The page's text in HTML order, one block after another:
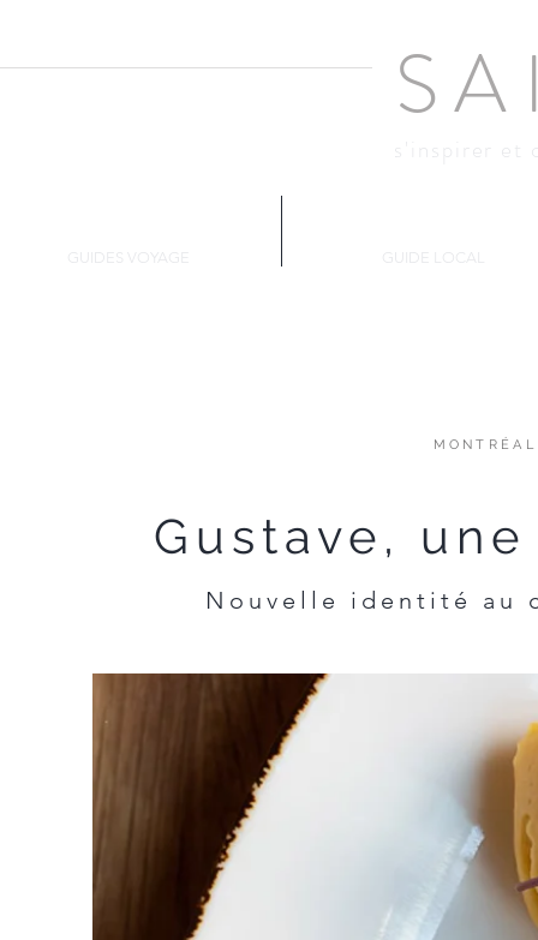
GUIDE LOCAL
GUIDES VOYAGE
MONTRÉAL
Gustave,
Nouvelle identité au